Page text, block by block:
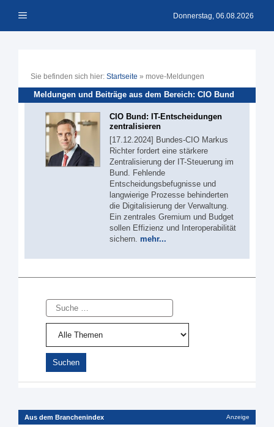
Inhalt Menü Donnerstag, 06.08.2026
Sie befinden sich hier: Startseite » move-Meldungen
Meldungen und Beiträge aus dem Bereich: CIO Bund
CIO Bund: IT-Entscheidungen
zentralisieren
[17.12.2024] Bundes-CIO Markus
Richter fordert eine stärkere
Zentralisierung der IT-Steuerung im
Bund. Fehlende
Entscheidungsbefugnisse und
langwierige Prozesse behinderten
die Digitalisierung der Verwaltung.
Ein zentrales Gremium und Budget
sollen Effizienz und Interoperabilität
sichern. mehr...
Suche
Aus dem Branchenindex Anzeige